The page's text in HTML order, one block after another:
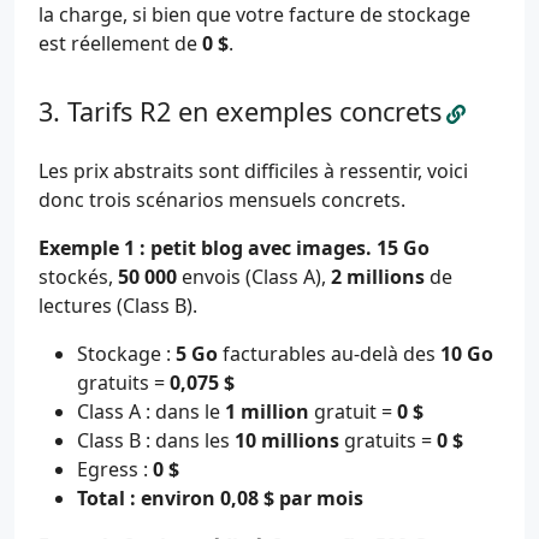
la charge, si bien que votre facture de stockage
est réellement de0 $.
Tarifs R2 en exemples concrets
Les prix abstraits sont difficiles à ressentir, voici
donc trois scénarios mensuels concrets.
Exemple 1 : petit blog avec images. 15 Go
stockés, 50 000 envois (Class A), 2 millionsde
lectures (Class B).
Stockage : 5 Gofacturables au-delà des 10 Go
gratuits =0,075 $
Class A : dans le 1 million gratuit =0 $
Class B : dans les 10 millions gratuits =0 $
Egress : 0 $
Total : environ 0,08 $ par mois